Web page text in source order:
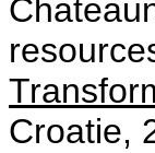
Croatie,